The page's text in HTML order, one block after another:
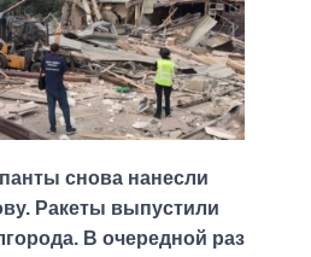
снова нанесли
Ракеты выпустили
В очередной раз